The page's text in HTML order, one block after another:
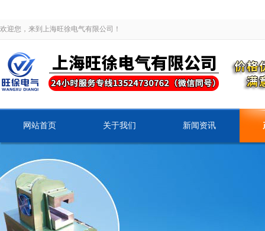
欢迎您，来到上海旺徐电气有限公司！
网站首页 关于我们 新闻资讯